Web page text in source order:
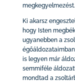
megkegyelmezést.
Ki akarsz
hogy Isten
ugyanebben a
is legyen már
semmiféle
mondtad a